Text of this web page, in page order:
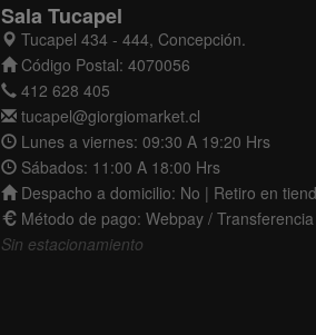
Sala Tucapel
Tucapel 434 - 444, Concepción.
Código Postal: 4070056
412 628 405
tucapel@giorgiomarket.cl
Lunes a viernes: 09:30 A 19:20 Hrs
Sábados: 11:00 A 18:00 Hrs
Despacho a domicilio: No | Retiro en
Método de pago: Webpay / Transferencia
Sin estacionamiento